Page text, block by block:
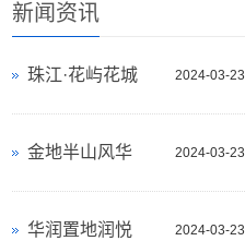
新闻资讯
2024-03-23
珠江·花屿花城
2024-03-23
金地半山风华
2024-03-23
华润置地润悦